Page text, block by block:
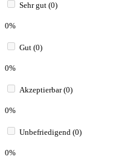
Sehr gut (0)
0%
Gut (0)
0%
Akzeptierbar (0)
0%
Unbefriedigend (0)
0%